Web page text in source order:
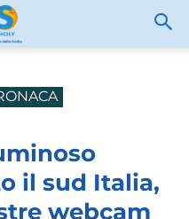
il sud Italia,
webcam